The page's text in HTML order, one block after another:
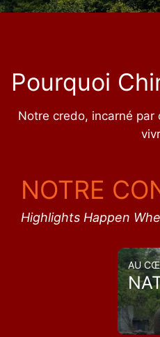
Pourquoi
Notre credo, incarné
NOTRE
Highlights Happen
AU